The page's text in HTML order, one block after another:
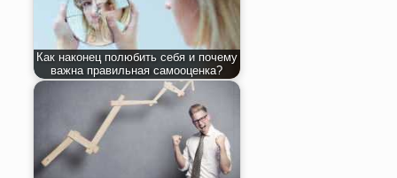
Как наконец полюбить себя и почему
важна правильная самооценка?